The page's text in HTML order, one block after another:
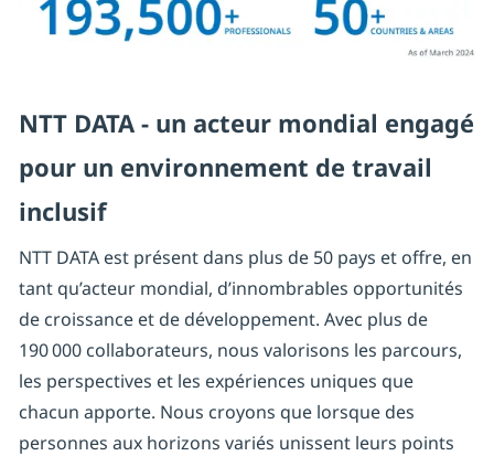
NTT DATA - un acteur mondial engagé
pour un environnement de travail
inclusif
NTT DATA est présent dans plus de 50 pays et offre, en
tant qu’acteur mondial, d’innombrables opportunités
de croissance et de développement. Avec plus de
190 000 collaborateurs, nous valorisons les parcours,
les perspectives et les expériences uniques que
chacun apporte. Nous croyons que lorsque des
personnes aux horizons variés unissent leurs points